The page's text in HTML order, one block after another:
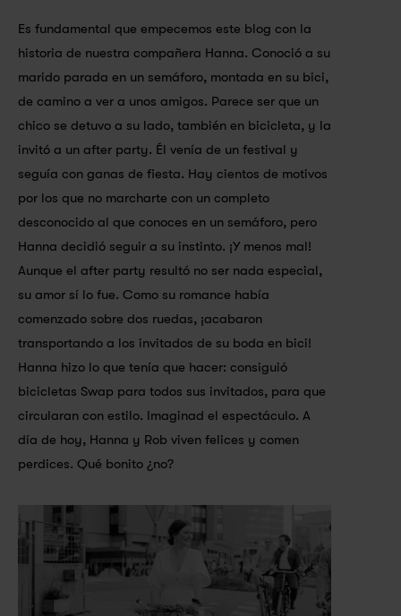
Es fundamental que empecemos este blog con la
historia de nuestra compañera Hanna. Conoció a su
marido parada en un semáforo, montada en su bici,
de camino a ver a unos amigos. Parece ser que un
chico se detuvo a su lado, también en bicicleta, y la
invitó a un after party. Él venía de un festival y
seguía con ganas de fiesta. Hay cientos de motivos
por los que no marcharte con un completo
desconocido al que conoces en un semáforo, pero
Hanna decidió seguir a su instinto. ¡Y menos mal!
Aunque el after party resultó no ser nada especial,
su amor sí lo fue. Como su romance había
comenzado sobre dos ruedas, ¡acabaron
transportando a los invitados de su boda en bici!
Hanna hizo lo que tenía que hacer: consiguió
bicicletas Swap para todos sus invitados, para que
circularan con estilo. Imaginad el espectáculo. A
día de hoy, Hanna y Rob viven felices y comen
perdices. Qué bonito ¿no?